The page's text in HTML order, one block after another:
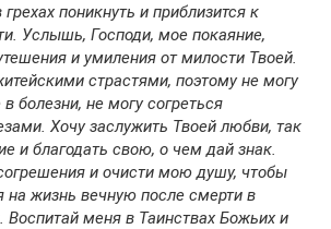
поникнуть и приблизится к
Услышь, Господи, мое покаяние,
и умиления от милости Твоей.
страстями, поэтому не могу
болезни, не могу согреться
Хочу заслужить Твоей любви, так
и благодать свою, о чем дай знак.
и очисти мою душу, чтобы
на жизнь вечную после смерти в
меня в Таинствах Божьих и